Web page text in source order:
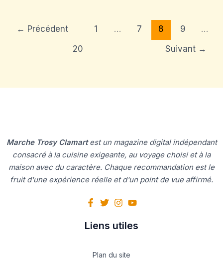
← Précédent 1 … 7 8 9
…
20
Suivant →
Marche Trosy Clamartest un magazine digital indépendant
consacré à la cuisine exigeante, au voyage choisi et à la
maison avec du caractère. Chaque recommandation est le
fruit d'une expérience réelle et d'un point de vue affirmé.
Liens utiles
Plan du site